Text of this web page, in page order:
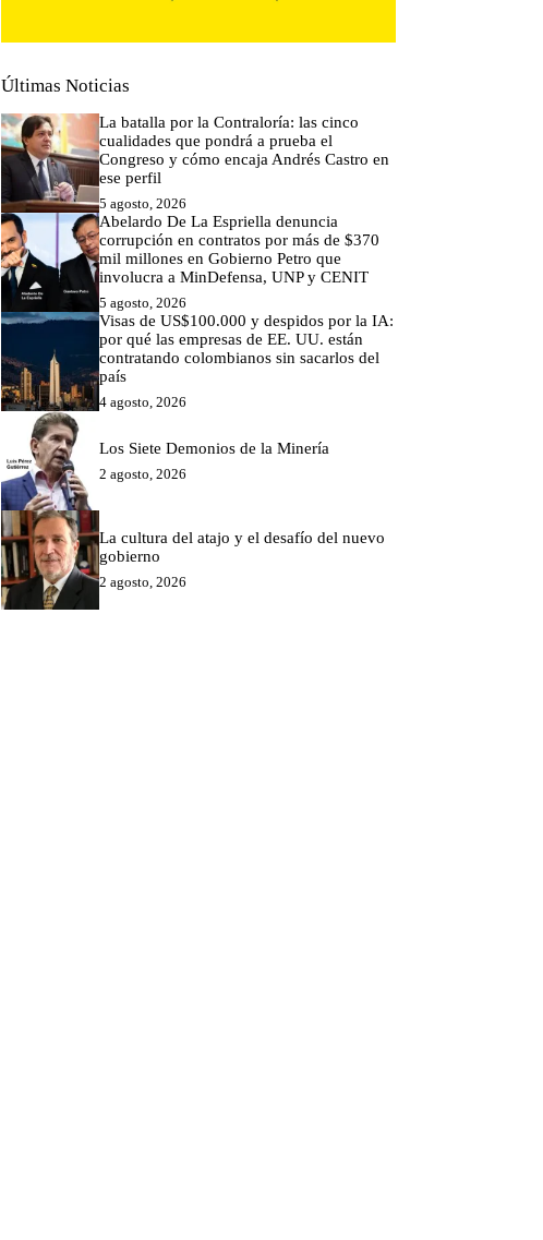
Últimas Noticias
La batalla por la Contraloría: las cinco
cualidades que pondrá a prueba el
Congreso y cómo encaja Andrés Castro en
ese perfil
5 agosto, 2026
Abelardo De La Espriella denuncia
corrupción en contratos por más de $370
mil millones en Gobierno Petro que
involucra a MinDefensa, UNP y CENIT
5 agosto, 2026
Visas de US$100.000 y despidos por la IA:
por qué las empresas de EE. UU. están
contratando colombianos sin sacarlos del
país
4 agosto, 2026
Los Siete Demonios de la Minería
2 agosto, 2026
La cultura del atajo y el desafío del nuevo
gobierno
2 agosto, 2026